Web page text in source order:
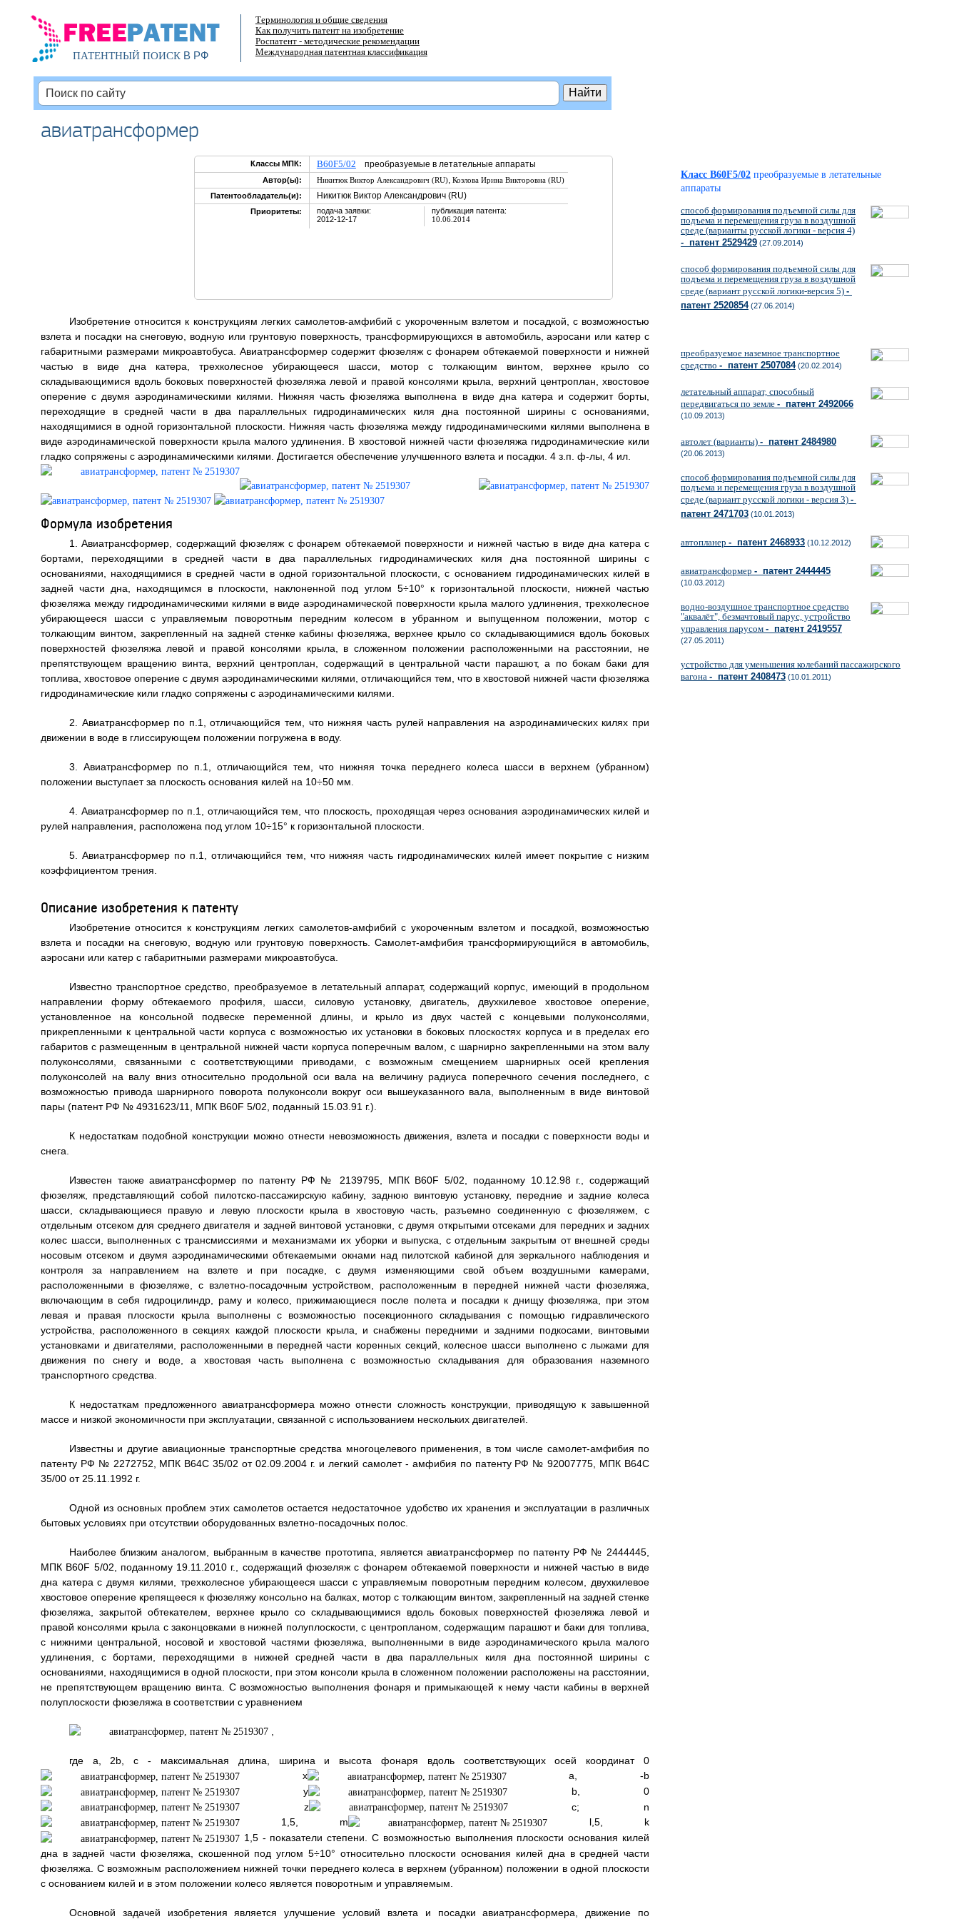
ПАТЕНТНЫЙ ПОИСКВ РФ
Терминология и общие сведения
Как получить патент на изобретение
Роспатент - методические рекомендации
Международная патентная классификация
авиатрансформер
Классы МПК: B60F5/02 преобразуемые в летательные аппараты
Автор(ы): Никитюк Виктор Александрович (RU), Козлова Ирина Викторовна (RU)
Патентообладатель(и):
Никитюк Виктор Александрович (RU)
Приоритеты:
подача заявки:
2012-12-17
публикация патента:
10.06.2014
Изобретение относится к конструкциям легких самолетов-амфибий с укороченным взлетом и посадкой, с возможностью
взлета и посадки на снеговую, водную или грунтовую поверхность, трансформирующихся в автомобиль, аэросани или катер с
габаритными размерами микроавтобуса. Авиатрансформер содержит фюзеляж с фонарем обтекаемой поверхности и нижней
частью в виде дна катера, трехколесное убирающееся шасси, мотор с толкающим винтом, верхнее крыло со
складывающимися вдоль боковых поверхностей фюзеляжа левой и правой консолями крыла, верхний центроплан, хвостовое
оперение с двумя аэродинамическими килями. Нижняя часть фюзеляжа выполнена в виде дна катера и содержит борты,
переходящие в средней части в два параллельных гидродинамических киля дна постоянной ширины с основаниями,
находящимися в одной горизонтальной плоскости. Нижняя часть фюзеляжа между гидродинамическими килями выполнена в
виде аэродинамической поверхности крыла малого удлинения. В хвостовой нижней части фюзеляжа гидродинамические кили
гладко сопряжены с аэродинамическими килями. Достигается обеспечение улучшенного взлета и посадки. 4 з.п. ф-лы, 4 ил.
Формула изобретения
1. Авиатрансформер, содержащий фюзеляж с фонарем обтекаемой поверхности и нижней частью в виде дна катера с
бортами, переходящими в средней части в два параллельных гидродинамических киля дна постоянной ширины с
основаниями, находящимися в средней части в одной горизонтальной плоскости, с основанием гидродинамических килей в
задней части дна, находящимся в плоскости, наклоненной под углом 5÷10° к горизонтальной плоскости, нижней частью
фюзеляжа между гидродинамическими килями в виде аэродинамической поверхности крыла малого удлинения, трехколесное
убирающееся шасси с управляемым поворотным передним колесом в убранном и выпущенном положении, мотор с
толкающим винтом, закрепленный на задней стенке кабины фюзеляжа, верхнее крыло со складывающимися вдоль боковых
поверхностей фюзеляжа левой и правой консолями крыла, в сложенном положении расположенными на расстоянии, не
препятствующем вращению винта, верхний центроплан, содержащий в центральной части парашют, а по бокам баки для
топлива, хвостовое оперение с двумя аэродинамическими килями, отличающийся тем, что в хвостовой нижней части фюзеляжа
гидродинамические кили гладко сопряжены с аэродинамическими килями.
2. Авиатрансформер по п.1, отличающийся тем, что нижняя часть рулей направления на аэродинамических килях при
движении в воде в глиссирующем положении погружена в воду.
3. Авиатрансформер по п.1, отличающийся тем, что нижняя точка переднего колеса шасси в верхнем (убранном)
положении выступает за плоскость основания килей на 10÷50 мм.
4. Авиатрансформер по п.1, отличающийся тем, что плоскость, проходящая через основания аэродинамических килей и
рулей направления, расположена под углом 10÷15° к горизонтальной плоскости.
5. Авиатрансформер по п.1, отличающийся тем, что нижняя часть гидродинамических килей имеет покрытие с низким
коэффициентом трения.
Описание изобретения к патенту
Изобретение относится к конструкциям легких самолетов-амфибий с укороченным взлетом и посадкой, возможностью
взлета и посадки на снеговую, водную или грунтовую поверхность. Самолет-амфибия трансформирующийся в автомобиль,
аэросани или катер с габаритными размерами микроавтобуса.
Известно транспортное средство, преобразуемое в летательный аппарат, содержащий корпус, имеющий в продольном
направлении форму обтекаемого профиля, шасси, силовую установку, двигатель, двухкилевое хвостовое оперение,
установленное на консольной подвеске переменной длины, и крыло из двух частей с концевыми полуконсолями,
прикрепленными к центральной части корпуса с возможностью их установки в боковых плоскостях корпуса и в пределах его
габаритов с размещенным в центральной нижней части корпуса поперечным валом, с шарнирно закрепленными на этом валу
полуконсолями, связанными с соответствующими приводами, с возможным смещением шарнирных осей крепления
полуконсолей на валу вниз относительно продольной оси вала на величину радиуса поперечного сечения последнего, с
возможностью привода шарнирного поворота полуконсоли вокруг оси вышеуказанного вала, выполненным в виде винтовой
пары (патент РФ № 4931623/11, МПК B60F 5/02, поданный 15.03.91 г.).
К недостаткам подобной конструкции можно отнести невозможность движения, взлета и посадки с поверхности воды и
снега.
Известен также авиатрансформер по патенту РФ № 2139795, МПК B60F 5/02, поданному 10.12.98 г., содержащий
фюзеляж, представляющий собой пилотско-пассажирскую кабину, заднюю винтовую установку, передние и задние колеса
шасси, складывающиеся правую и левую плоскости крыла в хвостовую часть, разъемно соединенную с фюзеляжем, с
отдельным отсеком для среднего двигателя и задней винтовой установки, с двумя открытыми отсеками для передних и задних
колес шасси, выполненных с трансмиссиями и механизмами их уборки и выпуска, с отдельным закрытым от внешней среды
носовым отсеком и двумя аэродинамическими обтекаемыми окнами над пилотской кабиной для зеркального наблюдения и
контроля за направлением на взлете и при посадке, с двумя изменяющими свой объем воздушными камерами,
расположенными в фюзеляже, с взлетно-посадочным устройством, расположенным в передней нижней части фюзеляжа,
включающим в себя гидроцилиндр, раму и колесо, прижимающиеся после полета и посадки к днищу фюзеляжа, при этом
левая и правая плоскости крыла выполнены с возможностью посекционного складывания с помощью гидравлического
устройства, расположенного в секциях каждой плоскости крыла, и снабжены передними и задними подкосами, винтовыми
установками и двигателями, расположенными в передней части коренных секций, колесное шасси выполнено с лыжами для
движения по снегу и воде, а хвостовая часть выполнена с возможностью складывания для образования наземного
транспортного средства.
К недостаткам предложенного авиатрансформера можно отнести сложность конструкции, приводящую к завышенной
массе и низкой экономичности при эксплуатации, связанной с использованием нескольких двигателей.
Известны и другие авиационные транспортные средства многоцелевого применения, в том числе самолет-амфибия по
патенту РФ № 2272752, МПК В64С 35/02 от 02.09.2004 г. и легкий самолет - амфибия по патенту РФ № 92007775, МПК В64С
35/00 от 25.11.1992 г.
Одной из основных проблем этих самолетов остается недостаточное удобство их хранения и эксплуатации в различных
бытовых условиях при отсутствии оборудованных взлетно-посадочных полос.
Наиболее близким аналогом, выбранным в качестве прототипа, является авиатрансформер по патенту РФ № 2444445,
МПК B60F 5/02, поданному 19.11.2010 г., содержащий фюзеляж с фонарем обтекаемой поверхности и нижней частью в виде
дна катера с двумя килями, трехколесное убирающееся шасси с управляемым поворотным передним колесом, двухкилевое
хвостовое оперение крепящееся к фюзеляжу консольно на балках, мотор с толкающим винтом, закрепленный на задней стенке
фюзеляжа, закрытой обтекателем, верхнее крыло со складывающимися вдоль боковых поверхностей фюзеляжа левой и
правой консолями крыла с законцовками в нижней полуплоскости, с центропланом, содержащим парашют и баки для топлива,
с нижними центральной, носовой и хвостовой частями фюзеляжа, выполненными в виде аэродинамического крыла малого
удлинения, с бортами, переходящими в нижней средней части в два параллельных киля дна постоянной ширины с
основаниями, находящимися в одной плоскости, при этом консоли крыла в сложенном положении расположены на расстоянии,
не препятствующем вращению винта. С возможностью выполнения фонаря и примыкающей к нему части кабины в верхней
полуплоскости фюзеляжа в соответствии с уравнением
,
где а, 2b, с - максимальная длина, ширина и высота фонаря вдоль соответствующих осей координат 0
x
a, -b
y
b, 0
z
c; n
1,5, m
l,5, k
1,5 - показатели степени. С возможностью выполнения плоскости основания килей
дна в задней части фюзеляжа, скошенной под углом 5÷10° относительно плоскости основания килей дна в средней части
фюзеляжа. С возможным расположением нижней точки переднего колеса в верхнем (убранном) положении в одной плоскости
с основанием килей и в этом положении колесо является поворотным и управляемым.
Основной задачей изобретения является улучшение условий взлета и посадки авиатрансформера, движение по
Класс B60F5/02 преобразуемые в летательные
аппараты
способ формирования подъемной силы для
подъема и перемещения груза в воздушной
среде (варианты русской логики - версия 4)
- патент 2529429 (27.09.2014)
способ формирования подъемной силы для
подъема и перемещения груза в воздушной
среде (вариант русской логики-версия 5) -
патент 2520854(27.06.2014)
преобразуемое наземное транспортное
средство - патент 2507084(20.02.2014)
летательный аппарат, способный
передвигаться по земле - патент 2492066
(10.09.2013)
автолет (варианты) - патент 2484980
(20.06.2013)
способ формирования подъемной силы для
подъема и перемещения груза в воздушной
среде (вариант русской логики - версия 3) -
патент 2471703 (10.01.2013)
автопланер - патент 2468933 (10.12.2012)
авиатрансформер - патент 2444445
(10.03.2012)
водно-воздушное транспортное средство
"аквалёт", безмачтовый парус, устройство
управления парусом - патент 2419557
(27.05.2011)
устройство для уменьшения колебаний пассажирского
вагона - патент 2408473 (10.01.2011)